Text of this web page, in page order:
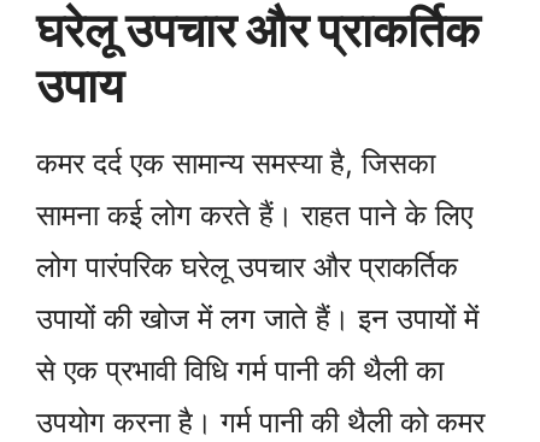
घरेलू उपचार और प्राकर्तिक
उपाय
कमर दर्द एक सामान्य समस्या है, जिसका
सामना कई लोग करते हैं। राहत पाने के लिए
लोग पारंपरिक घरेलू उपचार और प्राकर्तिक
उपायों की खोज में लग जाते हैं। इन उपायों में
से एक प्रभावी विधि गर्म पानी की थैली का
उपयोग करना है। गर्म पानी की थैली को कमर